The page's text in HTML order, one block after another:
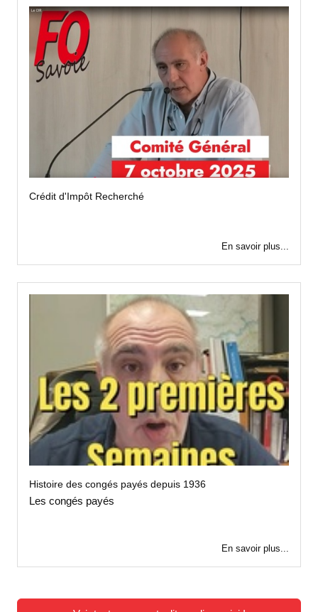
Crédit d'Impôt Recherché
En savoir plus...
Histoire des congés payés depuis 1936
Les congés payés
En savoir plus...